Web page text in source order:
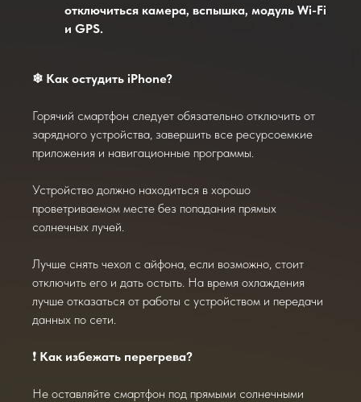
отключиться камера, вспышка, модуль Wi-Fi
и GPS.
❄ Как остудить iPhone?
Горячий смартфон следует обязательно отключить от
зарядного устройства, завершить все ресурсоемкие
приложения и навигационные программы.
Устройство должно находиться в хорошо
проветриваемом месте без попадания прямых
солнечных лучей.
Лучше снять чехол с айфона, если возможно, стоит
отключить его и дать остыть. На время охлаждения
лучше отказаться от работы с устройством и передачи
данных по сети.
❗️ Как избежать перегрева?
Не оставляйте смартфон под прямыми солнечными